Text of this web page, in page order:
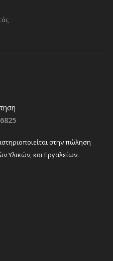
στην πώληση
Υλικών, και Εργαλείων.